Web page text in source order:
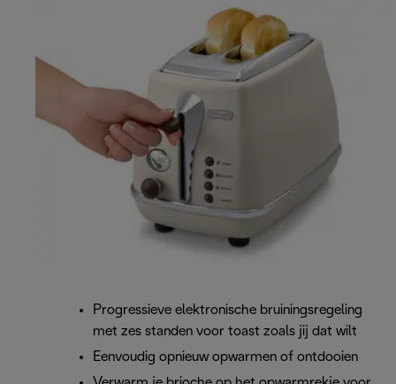
Progressieve elektronische bruiningsregeling
met zes standen voor toast zoals jij dat wilt
Eenvoudig opnieuw opwarmen of ontdooien